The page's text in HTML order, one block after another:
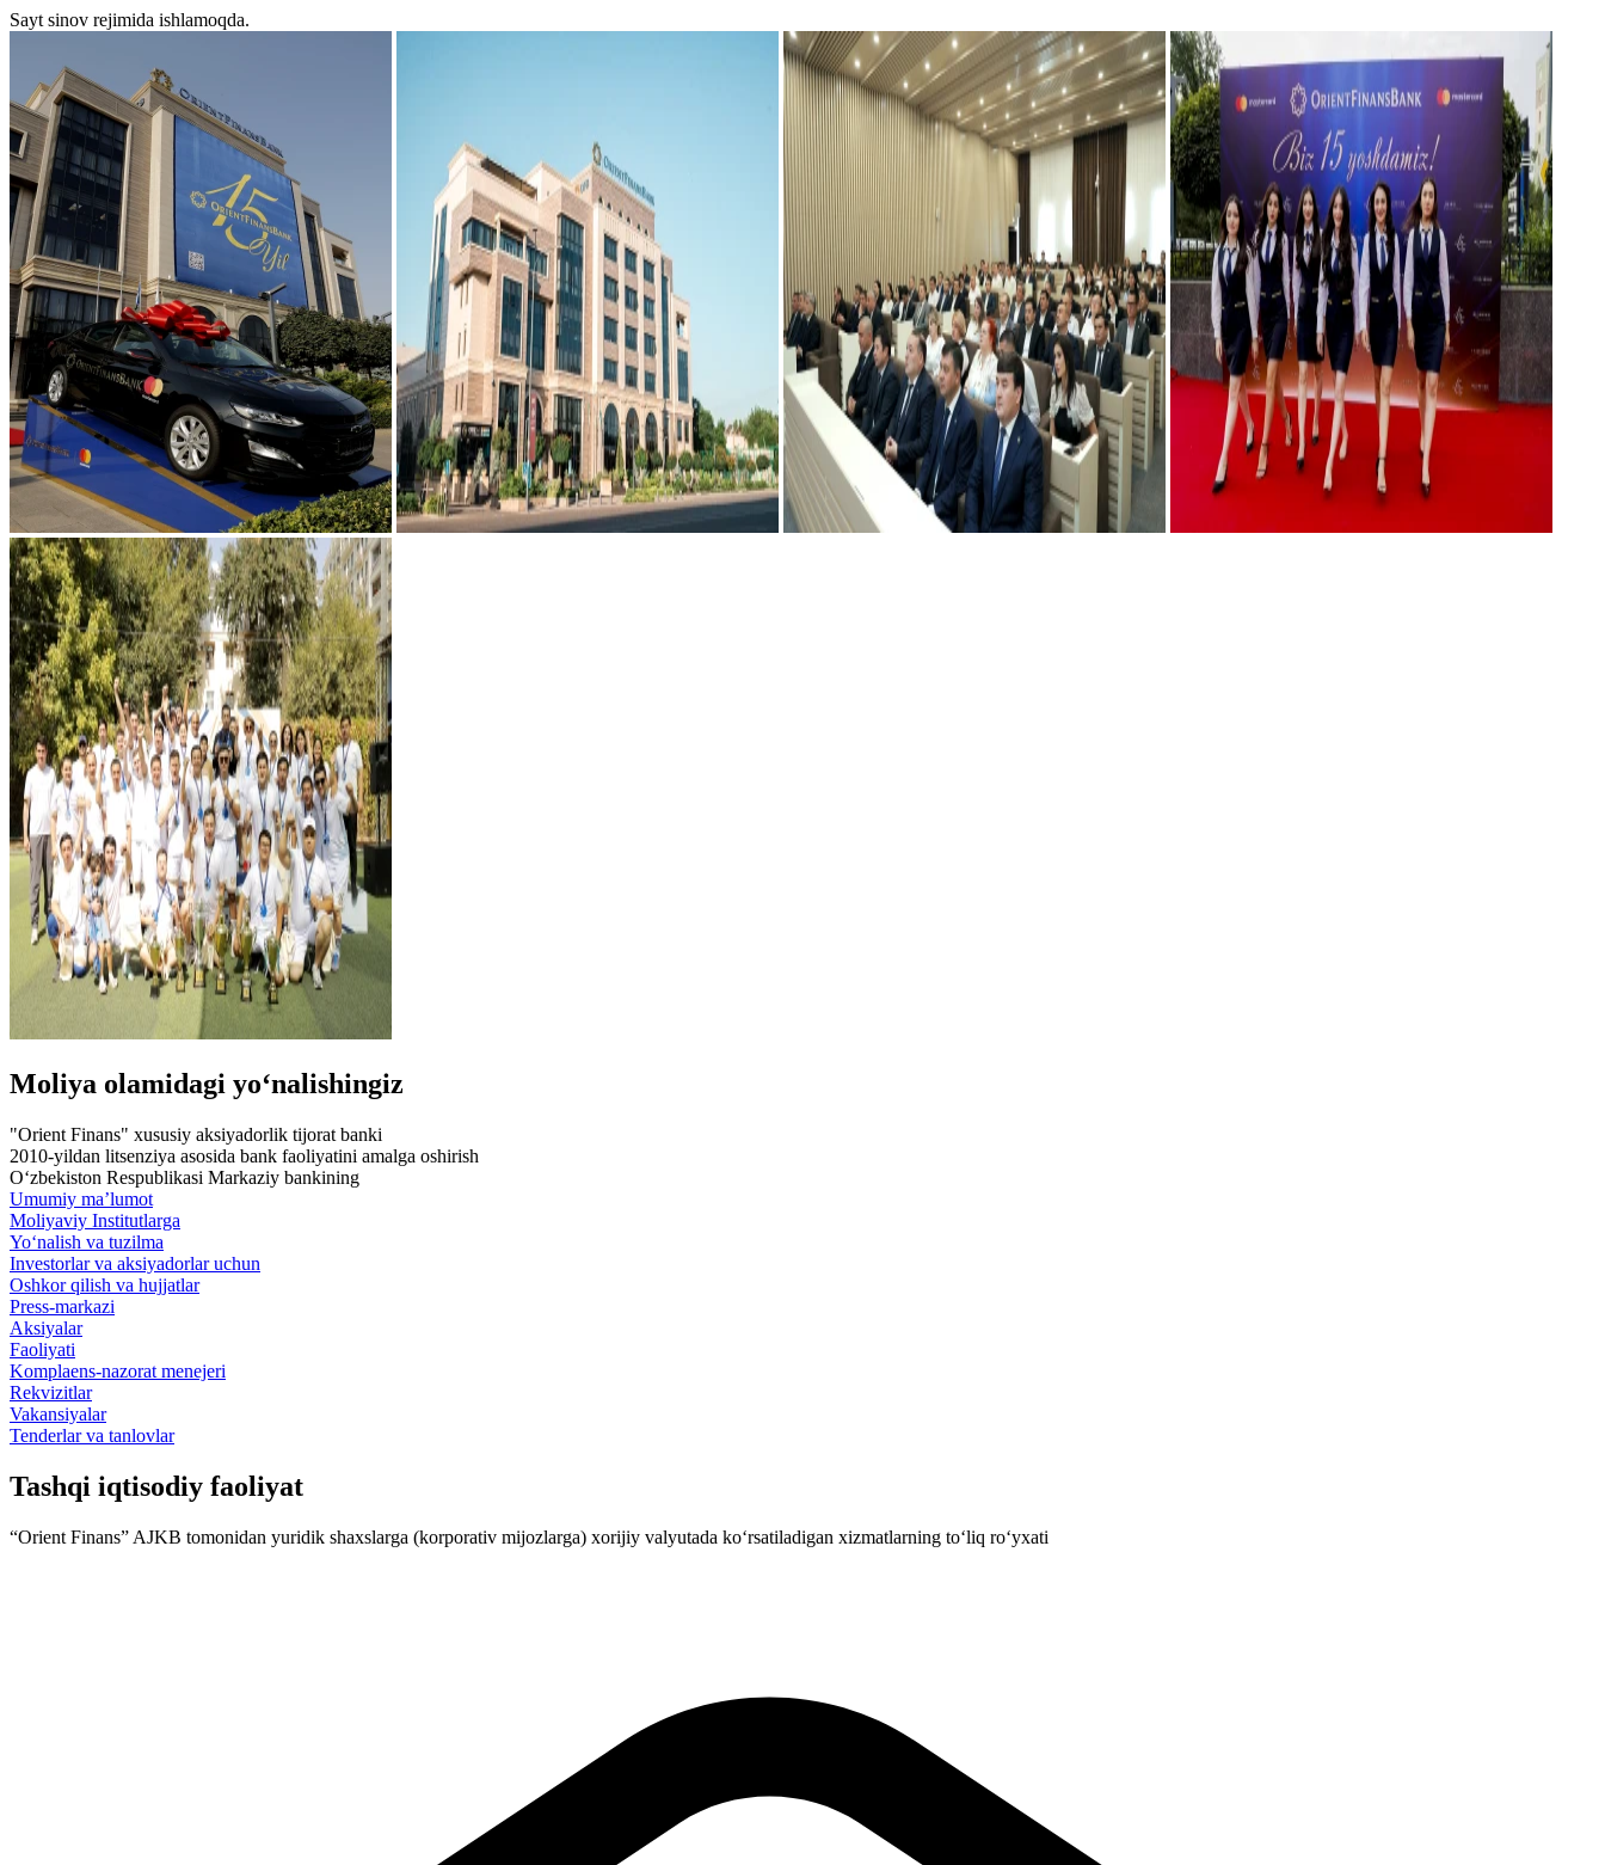
Sayt sinov rejimida ishlamoqda.
Moliya olamidagi yo‘nalishingiz
"Orient Finans" xususiy aksiyadorlik tijorat banki
2010-yildan litsenziya asosida bank faoliyatini amalga oshirish
O‘zbekiston Respublikasi Markaziy bankining
Umumiy ma’lumot
Moliyaviy Institutlarga
Yo‘nalish va tuzilma
Investorlar va aksiyadorlar uchun
Oshkor qilish va hujjatlar
Press-markazi
Aksiyalar
Faoliyati
Komplaens-nazorat menejeri
Rekvizitlar
Vakansiyalar
Tenderlar va tanlovlar
Tashqi iqtisodiy faoliyat
“Orient Finans” AJKB tomonidan yuridik shaxslarga (korporativ mijozlarga) xorijiy valyutada ko‘rsatiladigan xizmatlarning to‘liq ro‘yxati